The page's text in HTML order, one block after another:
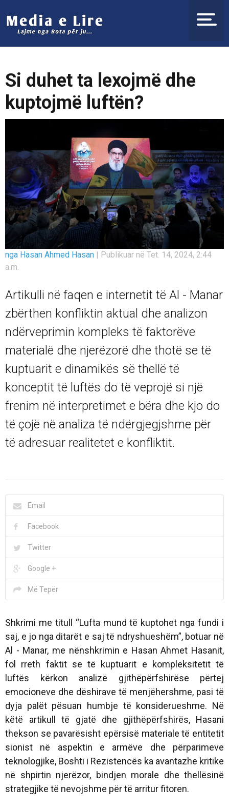
Si duhet ta lexojmë dhe
kuptojmë luftën?
nga Hasan Ahmed Hasan | Publikuar në Tet. 14, 2024, 2:44
a.m.
Artikulli në faqen e internetit të Al - Manar
zbërthen konfliktin aktual dhe analizon
ndërveprimin kompleks të faktorëve
materialë dhe njerëzorë dhe thotë se të
kuptuarit e dinamikës së thellë të
konceptit të luftës do të veprojë si një
frenim në interpretimet e bëra dhe kjo do
të çojë në analiza të ndërgjegjshme për
të adresuar realitetet e konfliktit.
Email
Facebook
Twitter
Google +
Më Tepër
Shkrimi me titull “Lufta mund të kuptohet nga fundi i
saj, e jo nga ditarët e saj të ndryshueshëm”, botuar në
Al - Manar, me nënshkrimin e Hasan Ahmet Hasanit,
fol rreth faktit se të kuptuarit e kompleksitetit të
luftës kërkon analizë gjithëpërfshirëse përtej
emocioneve dhe dëshirave të menjëhershme, pasi të
dyja palët pësuan humbje të konsiderueshme. Në
këtë artikull të gjatë dhe gjithëpërfshirës, ​​Hasani
thekson se pavarësisht epërsisë materiale të entitetit
sionist në aspektin e armëve dhe përparimeve
teknologjike, Boshti i Rezistencës ka avantazhe kritike
në shpirtin njerëzor, bindjen morale dhe thellësinë
strategjike të nevojshme për të arritur fitoren.